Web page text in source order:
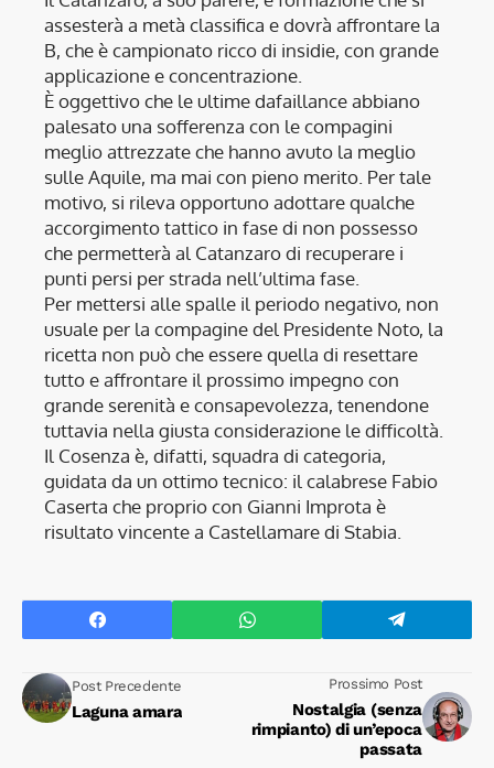
assesterà a metà classifica e dovrà affrontare la
B, che è campionato ricco di insidie, con grande
applicazione e concentrazione.
È oggettivo che le ultime dafaillance abbiano
palesato una sofferenza con le compagini
meglio attrezzate che hanno avuto la meglio
sulle Aquile, ma mai con pieno merito. Per tale
motivo, si rileva opportuno adottare qualche
accorgimento tattico in fase di non possesso
che permetterà al Catanzaro di recuperare i
punti persi per strada nell’ultima fase.
Per mettersi alle spalle il periodo negativo, non
usuale per la compagine del Presidente Noto, la
ricetta non può che essere quella di resettare
tutto e affrontare il prossimo impegno con
grande serenità e consapevolezza, tenendone
tuttavia nella giusta considerazione le difficoltà.
Il Cosenza è, difatti, squadra di categoria,
guidata da un ottimo tecnico: il calabrese Fabio
Caserta che proprio con Gianni Improta è
risultato vincente a Castellamare di Stabia.
Post Precedente
Laguna amara
Prossimo Post
Nostalgia (senza
rimpianto) di un’epoca
passata